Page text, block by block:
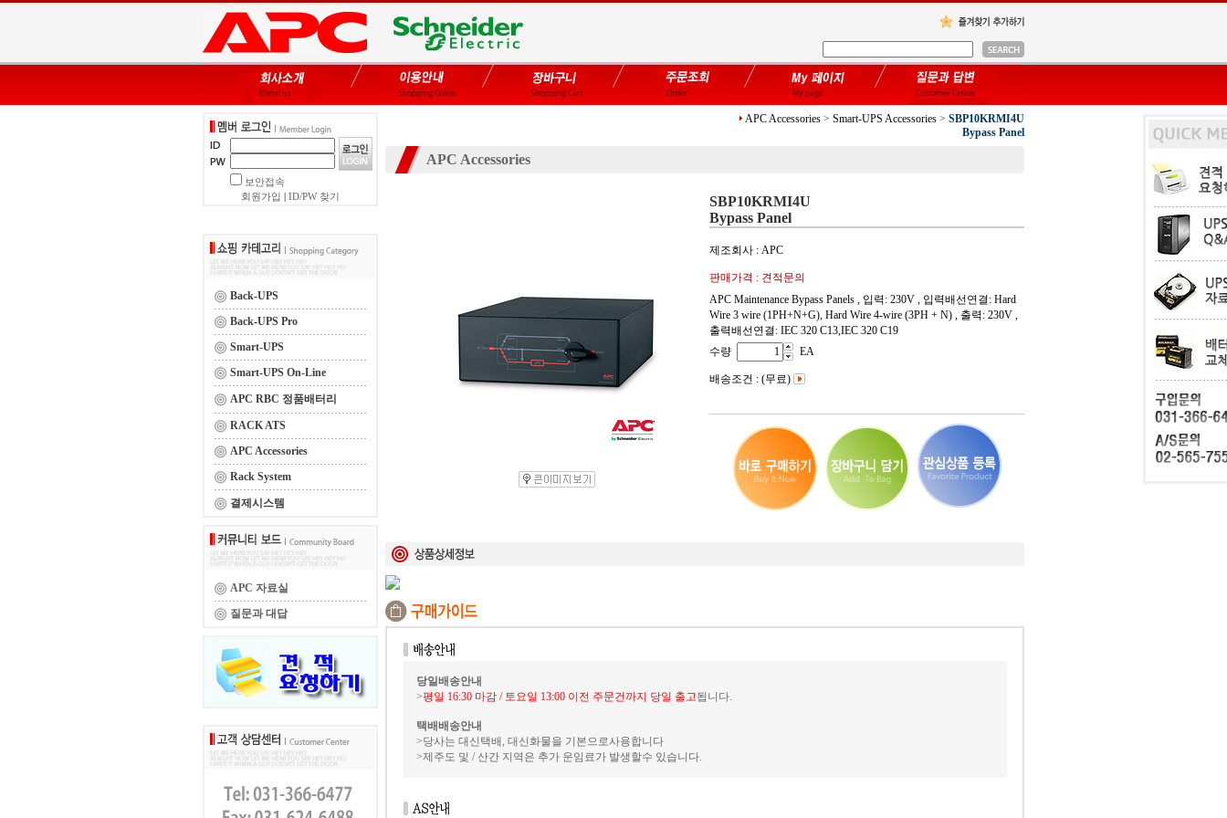
보안접속
회원가입
ID/PW 찾기
Back-UPS
Back-UPS Pro
Smart-UPS
Smart-UPS On-Line
APC RBC 정품배터리
RACK ATS
APC Accessories
Rack System
결제시스템
APC 자료실
질문과 대답
APC Accessories > Smart-UPS Accessories > SBP10KRMI4U
Bypass Panel
APC Accessories
SBP10KRMI4U
Bypass Panel
제조회사 : APC
판매가격 : 견적문의
APC Maintenance Bypass Panels , 입력: 230V , 입력배선연결: Hard
Wire 3 wire (1PH+N+G), Hard Wire 4-wire (3PH + N) , 출력: 230V ,
출력배선연결: IEC 320 C13,IEC 320 C19
수량
EA
배송조건 : (무료)
당일배송안내
>평일 16:30 마감 / 토요일 13:00 이전 주문건까지 당일 출고됩니다.
택배배송안내
>당사는 대신택배, 대신화물을 기본으로사용합니다
>제주도 및 / 산간 지역은 추가 운임료가 발생할수 있습니다.